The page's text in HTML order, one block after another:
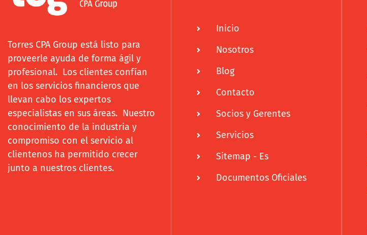
Torres CPA Group está listo para
proveerle ayuda de forma ágil y
profesional. Los clientes confían
en los servicios financieros que
llevan cabo los expertos
especialistas en sus áreas. Nuestro
conocimiento de la industria y
compromiso con el servicio al
clientenos ha permitido crecer
junto a nuestros clientes.
Inicio
Nosotros
Blog
Contacto
Socios y Gerentes
Servicios
Sitemap - Es
Documentos Oficiales